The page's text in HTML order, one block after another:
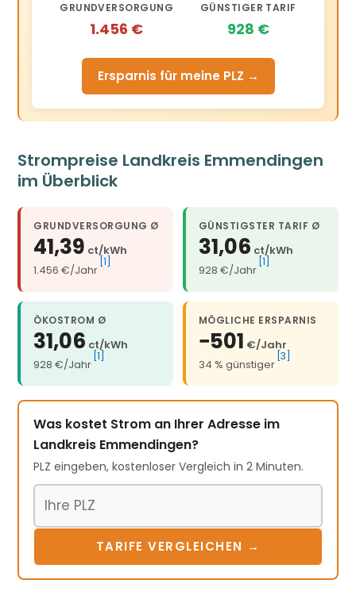
GRUNDVERSORGUNG
1.456 €
GÜNSTIGER TARIF
928 €
Ersparnis für meine PLZ →
Strompreise Landkreis Emmendingen
im Überblick
GRUNDVERSORGUNG Ø
41,39 ct/kWh
1.456 €/Jahr
[1]
GÜNSTIGSTER TARIF Ø
31,06 ct/kWh
928 €/Jahr
[1]
ÖKOSTROM Ø
31,06 ct/kWh
928 €/Jahr
[1]
MÖGLICHE ERSPARNIS
−501 €/Jahr
34 % günstiger
[3]
Was kostet Strom an Ihrer Adresse im
Landkreis Emmendingen?
PLZ eingeben, kostenloser Vergleich in 2 Minuten.
TARIFE VERGLEICHEN →